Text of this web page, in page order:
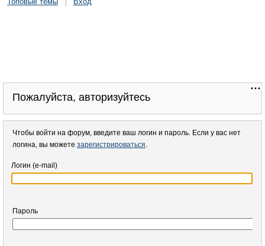
Пожалуйста, авторизуйтесь
Чтобы войти на форум, введите ваш логин и пароль. Если у вас нет
логина, вы можете зарегистрироваться
Логин (e-mail)
Пароль